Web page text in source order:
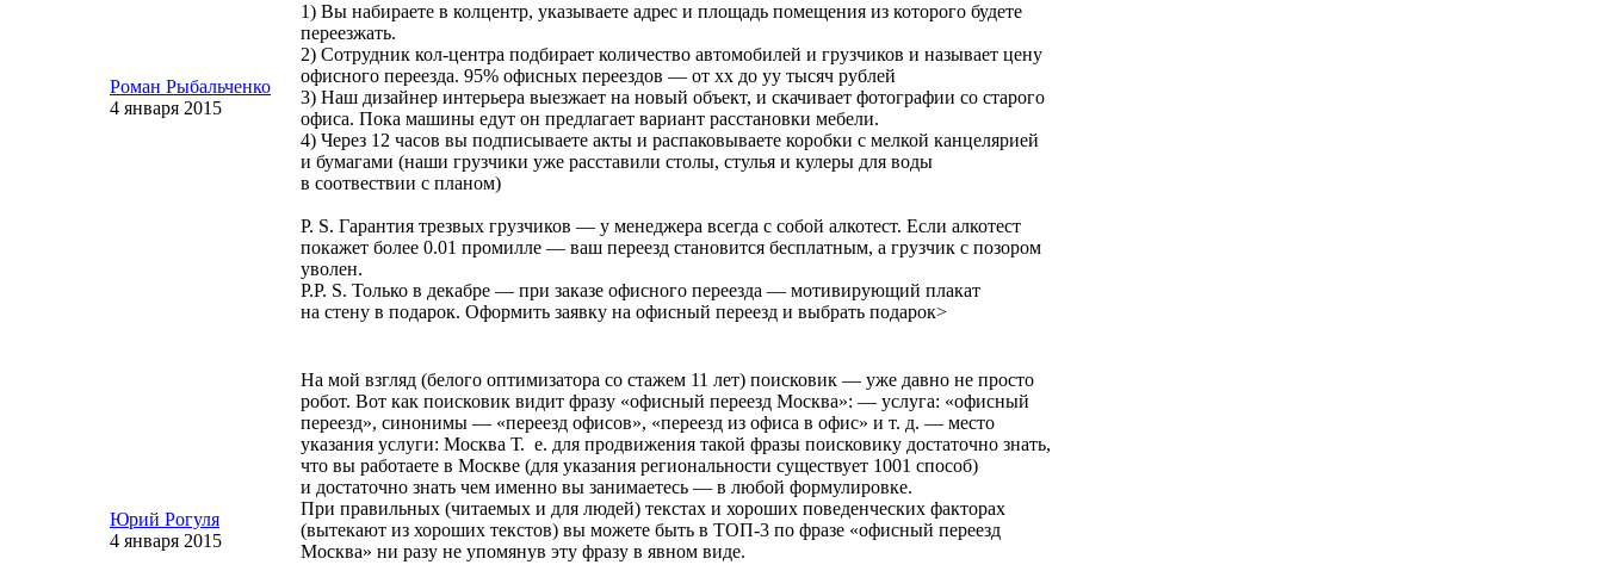
Роман Рыбальченко
4 января 2015
1) Вы набираете в колцентр, указываете адрес и площадь помещения из которого будете
переезжать.
2) Сотрудник кол-центра подбирает количество автомобилей и грузчиков и называет цену
офисного переезда. 95% офисных переездов — от xx до yy тысяч рублей
3) Наш дизайнер интерьера выезжает на новый объект, и скачивает фотографии со старого
офиса. Пока машины едут он предлагает вариант расстановки мебели.
4) Через 12 часов вы подписываете акты и распаковываете коробки с мелкой канцелярией
и бумагами (наши грузчики уже расставили столы, стулья и кулеры для воды
в соотвествии с планом)
P. S. Гарантия трезвых грузчиков — у менеджера всегда с собой алкотест. Если алкотест
покажет более 0.01 промилле — ваш переезд становится бесплатным, а грузчик с позором
уволен.
P.P. S. Только в декабре — при заказе офисного переезда — мотивирующий плакат
на стену в подарок. Оформить заявку на офисный переезд и выбрать подарок>
Юрий Рогуля
4 января 2015
На мой взгляд (белого оптимизатора со стажем 11 лет) поисковик — уже давно не просто
робот. Вот как поисковик видит фразу «офисный переезд Москва»: — услуга: «офисный
переезд», синонимы — «переезд офисов», «переезд из офиса в офис» и т. д. — место
указания услуги: Москва Т. е. для продвижения такой фразы поисковику достаточно знать,
что вы работаете в Москве (для указания региональности существует 1001 способ)
и достаточно знать чем именно вы занимаетесь — в любой формулировке.
При правильных (читаемых и для людей) текстах и хороших поведенческих факторах
(вытекают из хороших текстов) вы можете быть в ТОП-3 по фразе «офисный переезд
Москва» ни разу не упомянув эту фразу в явном виде.